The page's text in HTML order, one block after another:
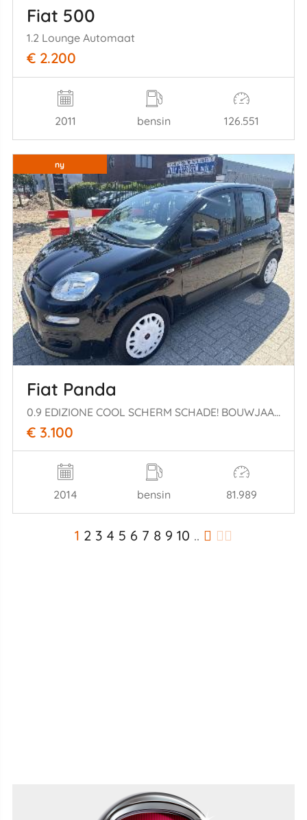
Fiat 500
1.2 Lounge Automaat
€ 2.200
2011 bensin 126.551
ny
Fiat Panda
0.9 EDIZIONE COOL SCHERM SCHADE! BOUWJAAR 2014 3100 EURO
€ 3.100
2014 bensin 81.989
1 2 3 4 5 6 7 8 9 10 ..